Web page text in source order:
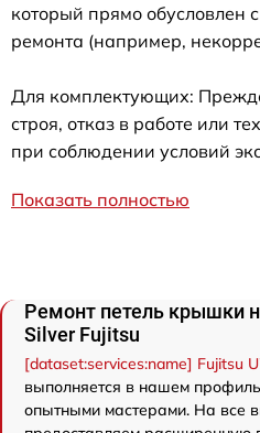
который прямо обусловлен
ремонта (например,
Для комплектующих:
строя, отказ в работе или
при соблюдении условий
Показать полностью
Ремонт петель крышки
Silver Fujitsu
[dataset:services:name] Fujitsu
выполняется в нашем
опытными мастерами. На все